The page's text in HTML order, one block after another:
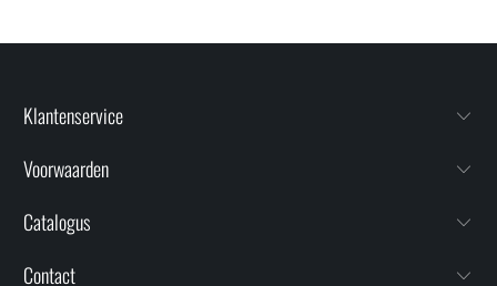
Klantenservice
Voorwaarden
Catalogus
Contact